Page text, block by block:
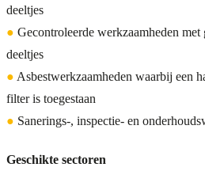
deeltjes
● Gecontroleerde werkzaamheden
deeltjes
● Asbestwerkzaamheden waarbij een
filter is toegestaan
● Sanerings-, inspectie- en
Geschikte sectoren